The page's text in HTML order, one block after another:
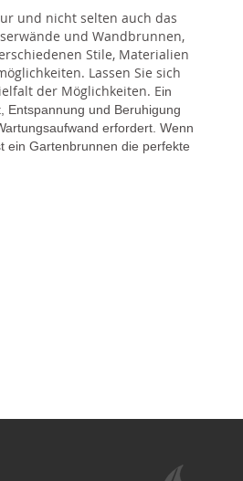
und nicht selten auch das
und Wandbrunnen,
Stile, Materialien
Lassen Sie sich
der Möglichkeiten. Ein
Entspannung und Beruhigung
erfordert. Wenn
ein Gartenbrunnen die perfekte